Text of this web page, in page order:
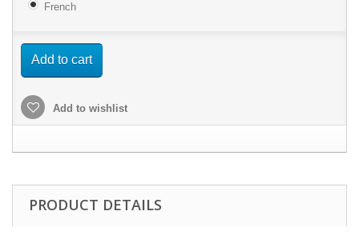
French
Add to cart
Add to wishlist
PRODUCT DETAILS